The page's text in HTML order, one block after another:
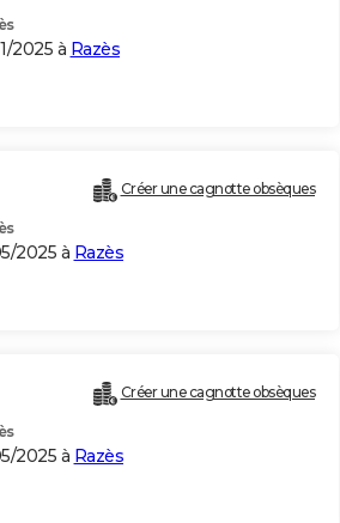
2025 à Razès
Créer une cagnotte obsèques
2025 à Razès
Créer une cagnotte obsèques
2025 à Razès